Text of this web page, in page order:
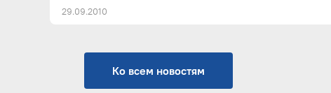
29.09.2010
Ко всем новостям